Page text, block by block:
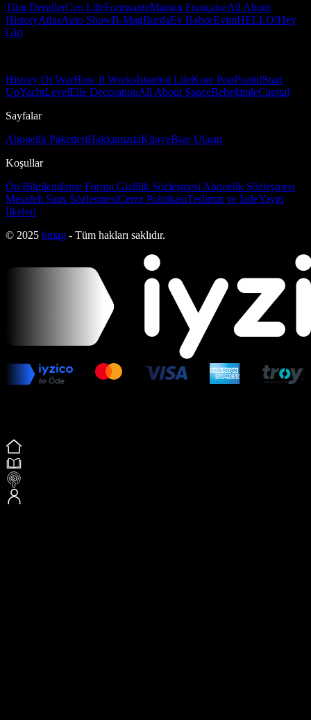
Tüm DergilerCeo LifeFormsanteMaison FrançaiseAll About
HistoryAtlasAuto ShowB-MagBurdaEv BahçeEvimHELLO!Hey
Girl
History Of WarHow It Worksİstanbul LifeKore PopPozitifStart
UpYachtLevelElle DecorationAll About SpaceBebeğimleCapital
Sayfalar
Abonelik PaketleriHakkımızdaKünyeBize Ulaşın
Koşullar
Ön Bilgilendirme Formu Gizlilik Sözleşmesi Abonelik Sözleşmesi
Mesafeli Satış SözleşmesiÇerez PolitikasıTeslimat ve İadeYayın
İlkeleri
© 2025 bmag - Tüm hakları saklıdır.